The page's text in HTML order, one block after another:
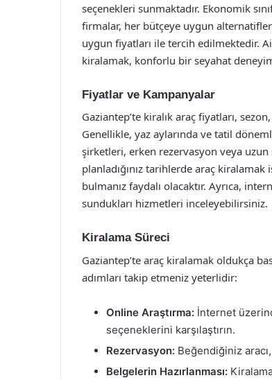
seçenekleri sunmaktadır. Ekonomik
firmalar, her bütçeye uygun
uygun fiyatları ile tercih edilmektedir.
kiralamak, konforlu bir seyahat
Fiyatlar ve Kampanyalar
Gaziantep’te kiralık araç fiyatları,
Genellikle, yaz aylarında ve tatil
şirketleri, erken rezervasyon veya
planladığınız tarihlerde araç
bulmanız faydalı olacaktır. Ayrıca,
sundukları hizmetleri inceleyebilirsiniz.
Kiralama Süreci
Gaziantep’te araç kiralamak oldukça
adımları takip etmeniz yeterlidir:
Online Araştırma: İnternet
seçeneklerini karşılaştırın.
Rezervasyon: Beğendiğiniz
Belgelerin Hazırlanması: